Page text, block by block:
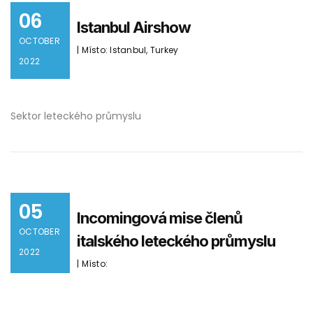
06
OCTOBER
2022
Istanbul Airshow
| Místo: Istanbul, Turkey
Sektor leteckého průmyslu
05
OCTOBER
2022
Incomingová mise členů
italského leteckého průmyslu
| Místo: